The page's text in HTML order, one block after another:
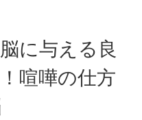
に与える良
喧嘩の仕方